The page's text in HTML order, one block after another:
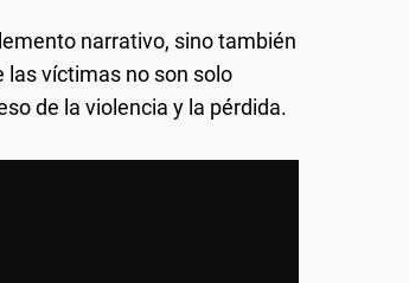
narrativo, sino también
las víctimas no son solo
de la violencia y la pérdida.